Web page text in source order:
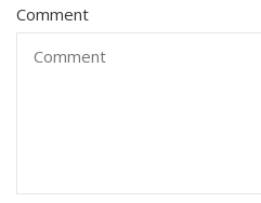
Comment